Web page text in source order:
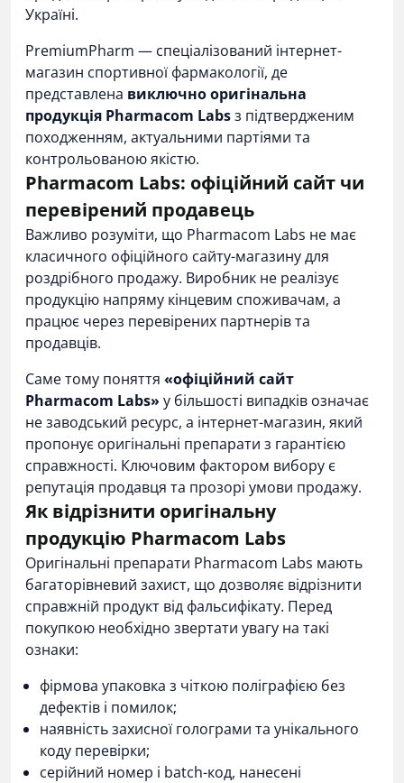
Україні.
PremiumPharm — спеціалізований інтернет-
магазин спортивної фармакології, де
представлена виключно оригінальна
продукція Pharmacom Labsз підтвердженим
походженням, актуальними партіями та
контрольованою якістю.
Pharmacom Labs: офіційний сайт чи
перевірений продавець
Важливо розуміти, що Pharmacom Labs не має
класичного офіційного сайту-магазину для
роздрібного продажу. Виробник не реалізує
продукцію напряму кінцевим споживачам, а
працює через перевірених партнерів та
продавців.
Саме тому поняття «офіційний сайт
Pharmacom Labs» у більшості випадків означає
не заводський ресурс, а інтернет-магазин, який
пропонує оригінальні препарати з гарантією
справжності. Ключовим фактором вибору є
репутація продавця та прозорі умови продажу.
Як відрізнити оригінальну
продукцію Pharmacom Labs
Оригінальні препарати Pharmacom Labs мають
багаторівневий захист, що дозволяє відрізнити
справжній продукт від фальсифікату. Перед
покупкою необхідно звертати увагу на такі
ознаки:
фірмова упаковка з чіткою поліграфією без
дефектів і помилок;
наявність захисної голограми та унікального
коду перевірки;
серійний номер і batch-код, нанесені